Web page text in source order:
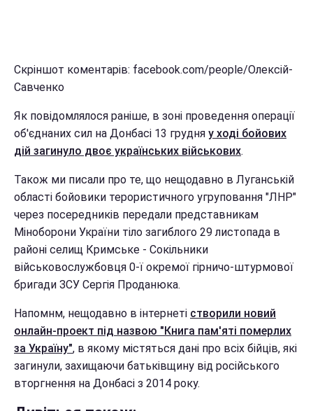
Скріншот коментарів: facebook.com/people/Олексій-
Савченко
Як повідомлялося раніше, в зоні проведення операції
об'єднаних сил на Донбасі 13 грудня у ході бойових
дій загинуло двоє українських військових.
Також ми писали про те, що нещодавно в Луганській
області бойовики терористичного угруповання "ЛНР"
через посередників передали представникам
Міноборони України тіло загиблого 29 листопада в
районі селищ Кримське - Сокільники
військовослужбовця 0-ї окремої гірничо-штурмової
бригади ЗСУ Сергія Проданюка.
Напомнм, нещодавно в інтернеті створили новий
онлайн-проект під назвою "Книга пам'яті померлих
за Україну", в якому містяться дані про всіх бійців, які
загинули, захищаючи батьківщину від російського
вторгнення на Донбасі з 2014 року.